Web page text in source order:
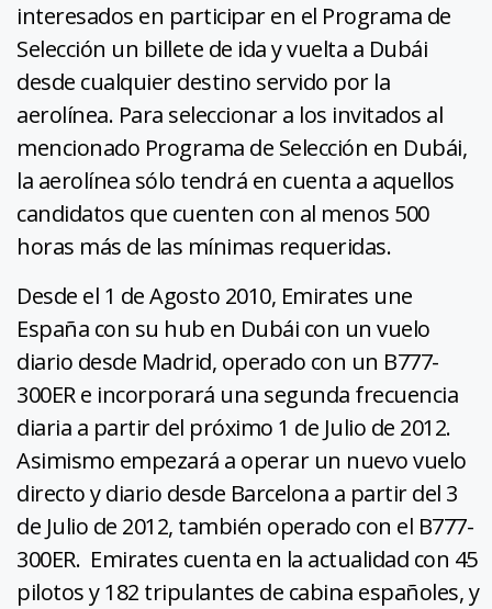
interesados en participar en el Programa de
Selección un billete de ida y vuelta a Dubái
desde cualquier destino servido por la
aerolínea. Para seleccionar a los invitados al
mencionado Programa de Selección en Dubái,
la aerolínea sólo tendrá en cuenta a aquellos
candidatos que cuenten con al menos 500
horas más de las mínimas requeridas.
Desde el 1 de Agosto 2010, Emirates une
España con su hub en Dubái con un vuelo
diario desde Madrid, operado con un B777-
300ER e incorporará una segunda frecuencia
diaria a partir del próximo 1 de Julio de 2012.
Asimismo empezará a operar un nuevo vuelo
directo y diario desde Barcelona a partir del 3
de Julio de 2012, también operado con el B777-
300ER. Emirates cuenta en la actualidad con 45
pilotos y 182 tripulantes de cabina españoles, y